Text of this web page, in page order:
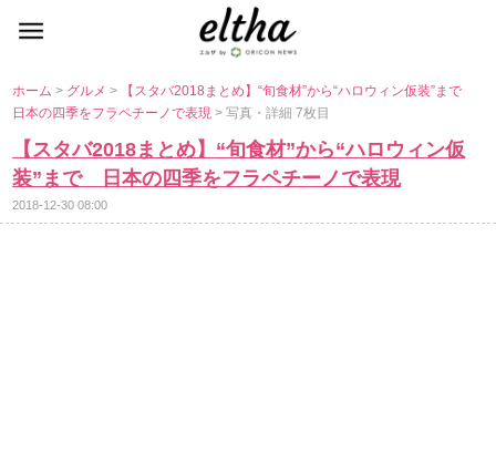
ホーム> グルメ>
【スタバ2018まとめ】“旬食材”から“ハロウィン仮装”まで
日本の四季をフラペチーノで表現> 写真・詳細 7枚目
【スタバ2018まとめ】“旬食材”から“ハロウィン仮
装”まで 日本の四季をフラペチーノで表現
2018-12-30 08:00